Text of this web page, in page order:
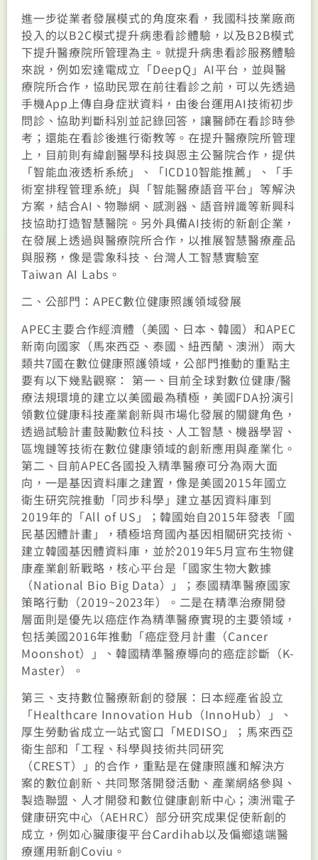
進一步從業者發展模式的角度來看，我國科技業廠商
投入的以B2C模式提升病患看診體驗，以及B2B模式
下提升醫療院所管理為主。就提升病患看診服務體驗
來說，例如宏達電成立「DeepQ」AI平台，並與醫
療院所合作，協助民眾在前往看診之前，可以先透過
手機App上傳自身症狀資料，由後台運用AI技術初步
問診、協助判斷科別並記錄回答，讓醫師在看診時參
考；還能在看診後進行衛教等。在提升醫療院所管理
上，目前則有緯創醫學科技與恩主公醫院合作，提供
「智能血液透析系統」、「ICD10智能推薦」、「手
術室排程管理系統」與「智能醫療語音平台」等解決
方案，結合AI、物聯網、感測器、語音辨識等新興科
技協助打造智慧醫院。另外具備AI技術的新創企業，
在發展上透過與醫療院所合作，以推展智慧醫療產品
與服務，像是雲象科技、台灣人工智慧實驗室
Taiwan AI Labs。
二、公部門：APEC數位健康照護領域發展
APEC主要合作經濟體（美國、日本、韓國）和APEC
新南向國家（馬來西亞、泰國、紐西蘭、澳洲）兩大
類共7國在數位健康照護領域，公部門推動的重點主
要有以下幾點觀察： 第一、目前全球對數位健康/醫
療法規環境的建立以美國最為積極，美國FDA扮演引
領數位健康科技產業創新與市場化發展的關鍵角色，
透過試驗計畫鼓勵數位科技、人工智慧、機器學習、
區塊鏈等技術在數位健康領域的創新應用與產業化。
第二、目前APEC各國投入精準醫療可分為兩大面
向，一是基因資料庫之建置，像是美國2015年國立
衛生研究院推動「同步科學」建立基因資料庫到
2019年的「All of US」；韓國始自2015年發表「國
民基因體計畫」，積極培育國內基因相關研究技術、
建立韓國基因體資料庫，並於2019年5月宣布生物健
康產業創新戰略，核心平台是「國家生物大數據
（National Bio Big Data）」；泰國精準醫療國家
策略行動（2019~2023年）。二是在精準治療開發
層面則是優先以癌症作為精準醫療實現的主要領域，
包括美國2016年推動「癌症登月計畫（Cancer
Moonshot）」、韓國精準醫療導向的癌症診斷（K-
Master）。
第三、支持數位醫療新創的發展：日本經產省設立
「Healthcare Innovation Hub（InnoHub）」、
厚生勞動省成立一站式窗口「MEDISO」；馬來西亞
衛生部和「工程、科學與技術共同研究
（CREST）」的合作，重點是在健康照護和解決方
案的數位創新、共同聚落開發活動、產業網絡參與、
製造聯盟、人才開發和數位健康創新中心；澳洲電子
健康研究中心（AEHRC）部分研究成果促使新創的
成立，例如心臟康復平台Cardihab以及偏鄉遠端醫
療運用新創Coviu。